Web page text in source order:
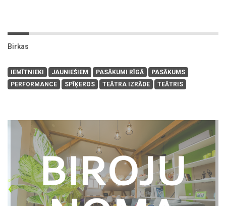
Birkas
IEMĪTNIEKI JAUNIEŠIEM PASĀKUMI RĪGĀ
PASĀKUMS
PERFORMANCE
SPĪĶEROS TEĀTRA IZRĀDE TEĀTRIS